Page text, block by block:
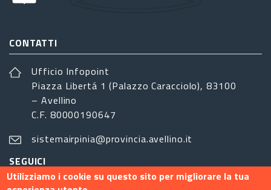
CONTATTI
Ufficio Infopoint
Piazza Libertá 1 (Palazzo Caracciolo), 83100
– Avellino
C.F. 80000190647
sistemairpinia@provincia.avellino.it
SEGUICI
Utilizziamo i cookie su questo sito per migliorare la tua